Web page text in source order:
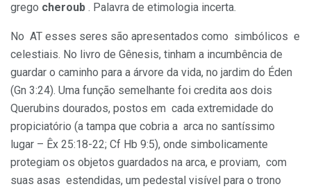
grego cheroub . Palavra de etimologia incerta.
No AT esses seres são apresentados como simbólicos e
celestiais. No livro de Gênesis, tinham a incumbência de
guardar o caminho para a árvore da vida, no jardim do Éden
(Gn 3:24). Uma função semelhante foi credita aos dois
Querubins dourados, postos em cada extremidade do
propiciatório (a tampa que cobria a arca no santíssimo
lugar – Êx 25:18-22; Cf Hb 9:5), onde simbolicamente
protegiam os objetos guardados na arca, e proviam, com
suas asas estendidas, um pedestal visível para o trono